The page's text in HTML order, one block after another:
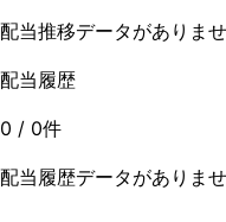
配当推移データがありま
配当履歴
0 / 0件
配当履歴データがありま